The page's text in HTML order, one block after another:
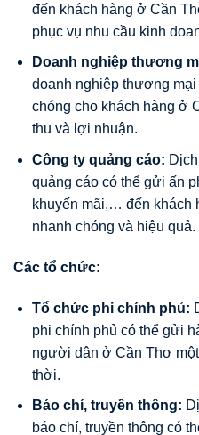
đến khách hàng ở Cần
phục vụ nhu cầu kinh
Doanh nghiệp thương
doanh nghiệp thương
chóng cho khách hàng ở
thu và lợi nhuận.
Công ty quảng cáo:
quảng cáo có thể gửi ấn
khuyến mãi,… đến khách
nhanh chóng và hiệu quả.
Các tổ chức:
Tổ chức phi chính phủ:
phi chính phủ có thể gửi
người dân ở Cần Thơ
thời.
Báo chí, truyền thông:
báo chí, truyền thông có